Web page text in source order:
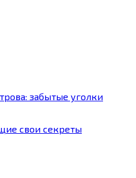
забытые уголки
свои секреты